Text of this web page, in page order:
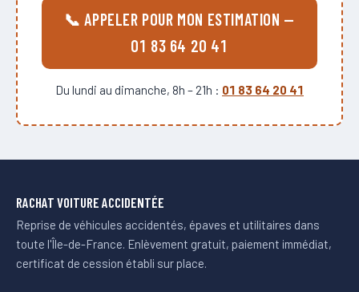
📞 APPELER POUR MON ESTIMATION —
01 83 64 20 41
Du lundi au dimanche, 8h – 21h : 01 83 64 20 41
RACHAT VOITURE ACCIDENTÉE
Reprise de véhicules accidentés, épaves et utilitaires dans
toute l'Île-de-France. Enlèvement gratuit, paiement immédiat,
certificat de cession établi sur place.